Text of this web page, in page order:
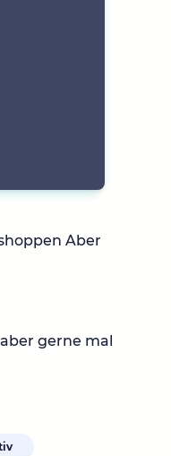
Aber
gerne mal